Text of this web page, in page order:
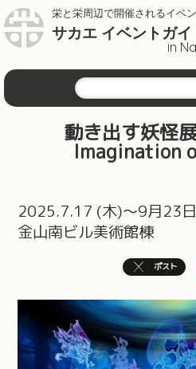
栄と栄周辺で開催されるイベ
サカエ イベントガイ
in
動き出す妖怪
Imagination
2025.7.17 (木)～9月23
金山南ビル美術館棟
ポスト